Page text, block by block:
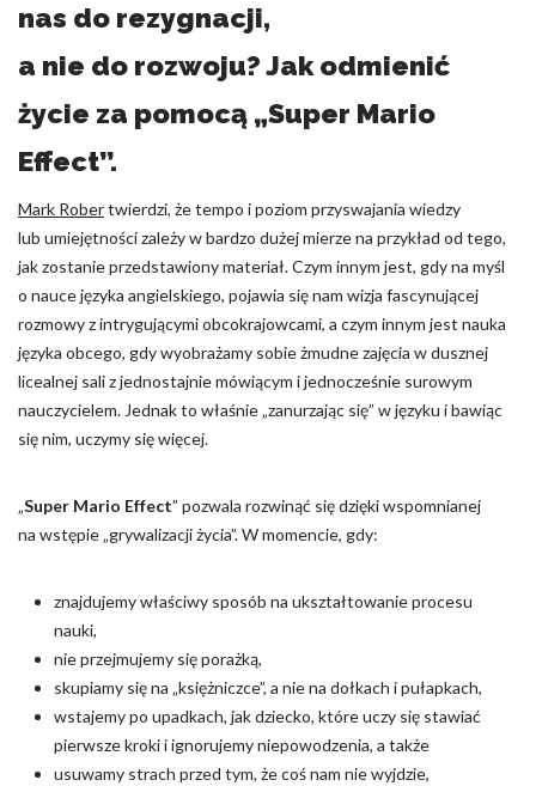
nas do rezygnacji,
a nie do rozwoju? Jak odmienić
życie za pomocą „Super Mario
Effect”.
Mark Robertwierdzi, że tempo i poziom przyswajania wiedzy
lub umiejętności zależy w bardzo dużej mierze na przykład od tego,
jak zostanie przedstawiony materiał. Czym innym jest, gdy na myśl
o nauce języka angielskiego, pojawia się nam wizja fascynującej
rozmowy z intrygującymi obcokrajowcami, a czym innym jest nauka
języka obcego, gdy wyobrażamy sobie żmudne zajęcia w dusznej
licealnej sali z jednostajnie mówiącym i jednocześnie surowym
nauczycielem. Jednak to właśnie „zanurzając się” w języku i bawiąc
się nim, uczymy się więcej.
„Super Mario Effect” pozwala rozwinąć się dzięki wspomnianej
na wstępie „grywalizacji życia”. W momencie, gdy:
znajdujemy właściwy sposób na ukształtowanie procesu
nauki,
nie przejmujemy się porażką,
skupiamy się na „księżniczce”, a nie na dołkach i pułapkach,
wstajemy po upadkach, jak dziecko, które uczy się stawiać
pierwsze kroki i ignorujemy niepowodzenia, a także
usuwamy strach przed tym, że coś nam nie wyjdzie,